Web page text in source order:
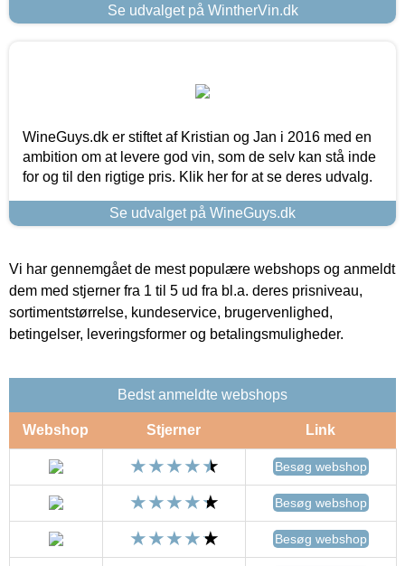
Se udvalget på WintherVin.dk
WineGuys.dk er stiftet af Kristian og Jan i 2016 med en
ambition om at levere god vin, som de selv kan stå inde
for og til den rigtige pris. Klik her for at se deres udvalg.
Se udvalget på WineGuys.dk
Vi har gennemgået de mest populære webshops og anmeldt
dem med stjerner fra 1 til 5 ud fra bl.a. deres prisniveau,
sortimentstørrelse, kundeservice, brugervenlighed,
betingelser, leveringsformer og betalingsmuligheder.
Bedst anmeldte webshops
Webshop Stjerner Link
Besøg webshop
Besøg webshop
Besøg webshop